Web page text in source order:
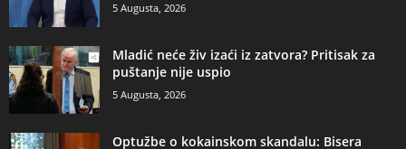
5 Augusta, 2026
​Mladić neće živ izaći iz zatvora? Pritisak za
puštanje nije uspio
5 Augusta, 2026
​Optužbe o kokainskom skandalu: Bisera